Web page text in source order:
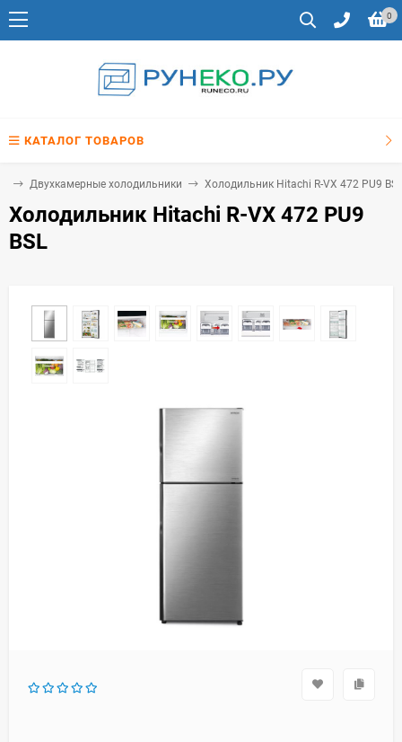
0
КАТАЛОГ ТОВАРОВ
Двухкамерные холодильники Холодильник Hitachi R-VX 472 PU9 BSL
Холодильник Hitachi R-VX 472 PU9
BSL